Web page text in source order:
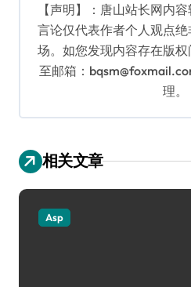
【声明】：唐山站长网内
言论仅代表作者个人观点
场。如您发现内容存在版
至邮箱：
理。
相关文章
Asp